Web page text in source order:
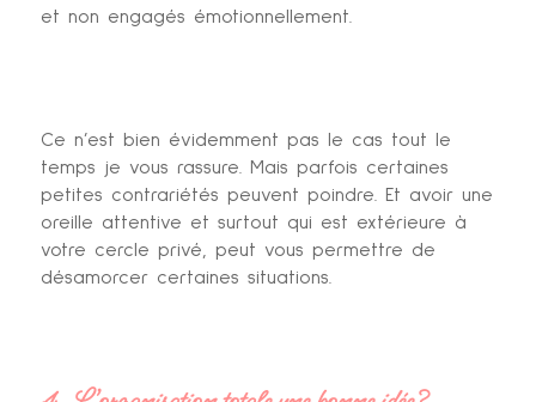
et non engagés émotionnellement.
Ce n’est bien évidemment pas le cas tout le
temps je vous rassure. Mais parfois certaines
petites contrariétés peuvent poindre. Et avoir une
oreille attentive et surtout qui est extérieure à
votre cercle privé, peut vous permettre de
désamorcer certaines situations.